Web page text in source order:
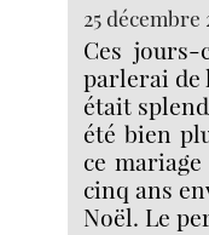
25
Ces
parlerai de
était
été bien
ce
cinq ans
Noël. Le